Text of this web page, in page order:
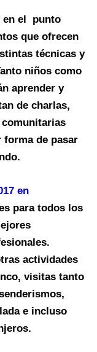
en el punto
que ofrecen
técnicas y
niños como
aprender y
de charlas,
forma de pasar
en
para todos los
actividades
visitas tanto
e incluso